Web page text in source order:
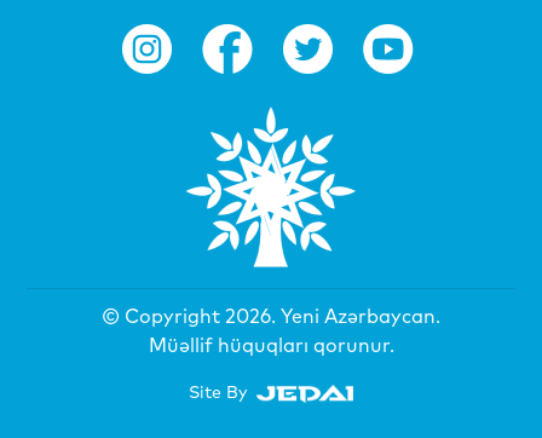
© Copyright 2026. Yeni Azərbaycan.
Müəllif hüquqları qorunur.
Site By